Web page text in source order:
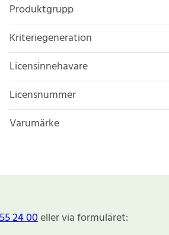
Produktgrupp
Kriteriegeneration
Licensinnehavare
Licensnummer
Varumärke
24 00eller via formuläret: